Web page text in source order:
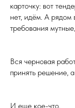
карточку: вот
нет, идём. А рядом
требования
Вся черновая
принять решение,
И еще кое-что.